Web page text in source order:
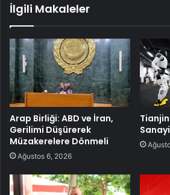
İlgili Makaleler
Arap Birliği: ABD ve İran,
Gerilimi Düşürerek
Müzakerelere Dönmeli
Ağustos 6, 2026